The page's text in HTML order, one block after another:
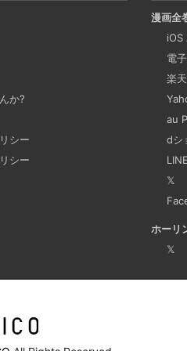
か?
シー
シー
漫画全
iOS
電
楽
au
dシ
𝕏
ホーリ
𝕏